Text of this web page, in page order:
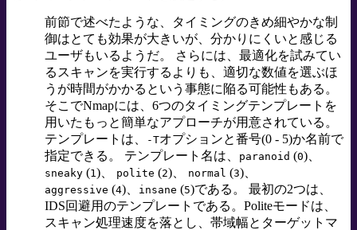
前節で述べたような、タイミングのきめ細やかな制
御はとても効果が大きいが、分かりにくいと感じる
ユーザもいるようだ。 さらには、最適化を試みてい
るスキャンを実行するよりも、適切な数値を選ぶほ
うが時間がかかるという事態に陥る可能性もある。
そこでNmapには、6つのタイミングテンプレートを
用いたもっと簡単なアプローチが用意されている。
テンプレートは、
-Tオプションと番号(0 - 5)か名前で
指定できる。 テンプレート名は、
paranoid (0)、
sneaky (1 )、 polite (2)、 normal (3)、
aggressive (4)、 insane (5)である。 最初の2つは、
IDS回避用のテンプレートである。Politeモードは、
スキャン処理速度を落とし、帯域幅とターゲットマ